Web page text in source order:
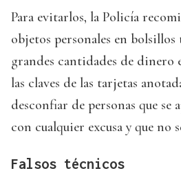
Para evitarlos, la Policía
objetos personales en
grandes cantidades de dinero
las claves de las tarjetas
desconfiar de personas que se
con cualquier excusa y que no
Falsos técnicos